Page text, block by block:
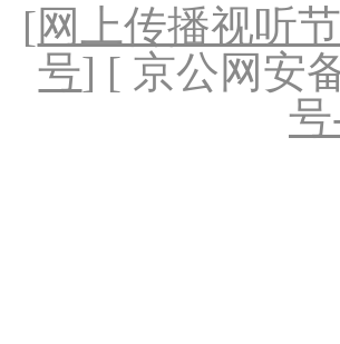
[网上传播视听
号] [ 京公网安
号